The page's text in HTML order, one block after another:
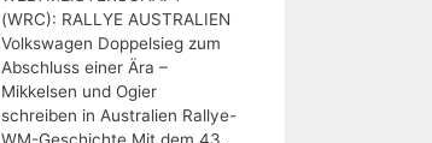
(WRC): RALLYE AUSTRALIEN
Volkswagen Doppelsieg zum
Abschluss einer Ära –
Mikkelsen und Ogier
schreiben in Australien Rallye-